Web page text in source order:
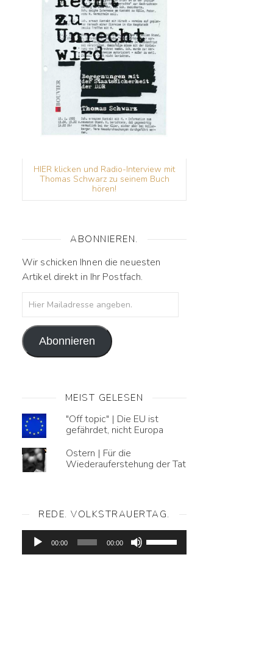
HIER klicken und Radio-Interview mit
Thomas Schwarz zu seinem Buch
hören!
ABONNIEREN.
Wir schicken Ihnen die neuesten
Artikel direkt in Ihr Postfach.
Hier Mailadresse angeben.
Abonnieren
MEIST GELESEN
"Off topic" | Die EU ist
gefährdet, nicht Europa
Ostern | Für die
Wiederauferstehung der Tat
REDE. VOLKSTRAUERTAG.
Audio-
Player
00:00 00:00
Hoch/Runter
benutzen,